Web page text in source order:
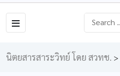
นิตยสารสาระวิทย์ โดย สวทช. >